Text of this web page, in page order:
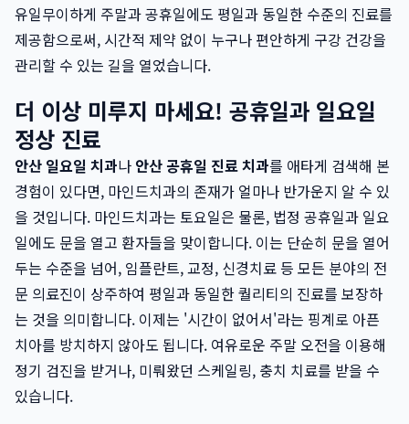
유일무이하게 주말과 공휴일에도 평일과 동일한 수준의 진료를
제공함으로써, 시간적 제약 없이 누구나 편안하게 구강 건강을
관리할 수 있는 길을 열었습니다.
더 이상 미루지 마세요! 공휴일과 일요일
정상 진료
안산 일요일 치과나 안산 공휴일 진료 치과를 애타게 검색해 본
경험이 있다면, 마인드치과의 존재가 얼마나 반가운지 알 수 있
을 것입니다. 마인드치과는 토요일은 물론, 법정 공휴일과 일요
일에도 문을 열고 환자들을 맞이합니다. 이는 단순히 문을 열어
두는 수준을 넘어, 임플란트, 교정, 신경치료 등 모든 분야의 전
문 의료진이 상주하여 평일과 동일한 퀄리티의 진료를 보장하
는 것을 의미합니다. 이제는 '시간이 없어서'라는 핑계로 아픈
치아를 방치하지 않아도 됩니다. 여유로운 주말 오전을 이용해
정기 검진을 받거나, 미뤄왔던 스케일링, 충치 치료를 받을 수
있습니다.